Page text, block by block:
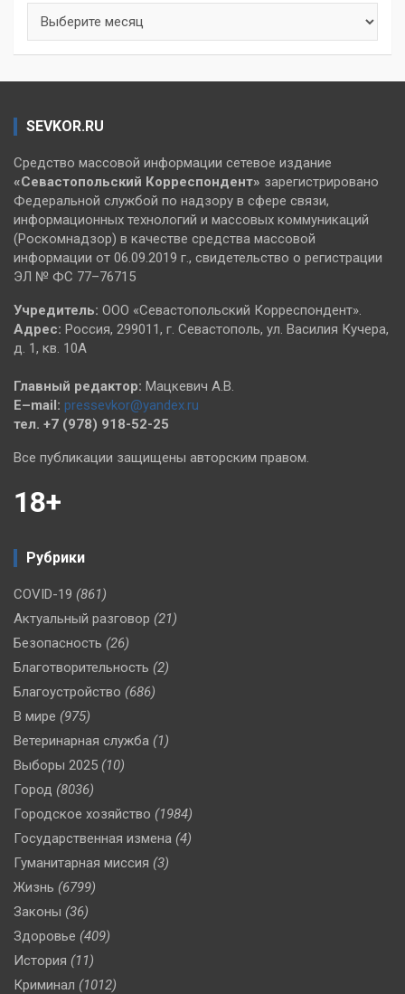
SEVKOR.RU
Средство массовой информации сетевое издание
«Севастопольский Корреспондент» зарегистрировано
Федеральной службой по надзору в сфере связи,
информационных технологий и массовых коммуникаций
(Роскомнадзор) в качестве средства массовой
информации от 06.09.2019 г., свидетельство о регистрации
ЭЛ № ФС 77–76715
Учредитель: ООО «Севастопольский Корреспондент».
Адрес: Россия, 299011, г. Севастополь, ул. Василия Кучера,
д. 1, кв. 10А
Главный редактор: Мацкевич А.В.
E–mail: pressevkor@yandex.ru
тел. +7 (978) 918-52-25
Все публикации защищены авторским правом.
18+
Рубрики
COVID-19 (861)
Актуальный разговор (21)
Безопасность (26)
Благотворительность (2)
Благоустройство (686)
В мире (975)
Ветеринарная служба (1)
Выборы 2025 (10)
Город (8036)
Городское хозяйство (1984)
Государственная измена (4)
Гуманитарная миссия (3)
Жизнь (6799)
Законы (36)
Здоровье (409)
История (11)
Криминал (1012)